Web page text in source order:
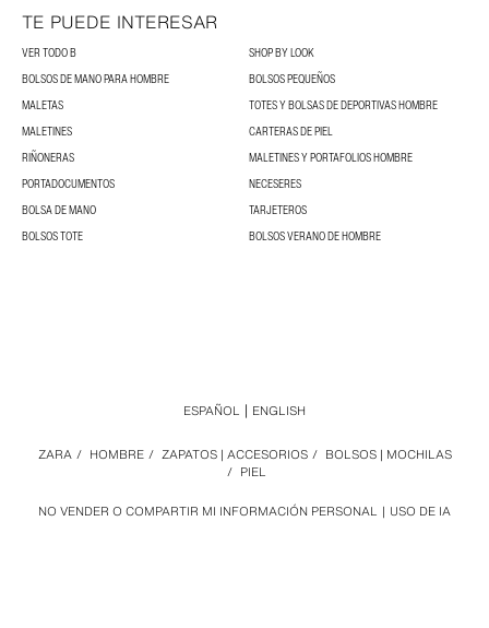
TE PUEDE INTERESAR
VER TODO B
SHOP BY LOOK
BOLSOS DE MANO PARA HOMBRE
BOLSOS PEQUEÑOS
MALETAS
TOTES Y BOLSAS DE DEPORTIVAS HOMBRE
MALETINES
CARTERAS DE PIEL
RIÑONERAS
MALETINES Y PORTAFOLIOS HOMBRE
PORTADOCUMENTOS
NECESERES
BOLSA DE MANO
TARJETEROS
BOLSOS TOTE
BOLSOS VERANO DE HOMBRE
NO VENDER O COMPARTIR MI INFORMACIÓN PERSONAL USO DE IA
ZARA / HOMBRE / ZAPATOS | ACCESORIOS / BOLSOS | MOCHILAS
/ PIEL
ESPAÑOL ENGLISH